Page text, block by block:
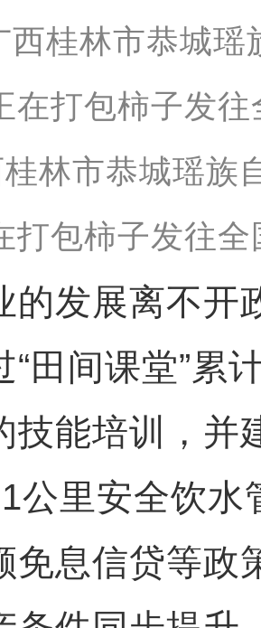
林市恭城瑶族
打包柿子发往
发展离不开
“田间课堂”累
技能培训，并
公里安全饮水
免息信贷等政